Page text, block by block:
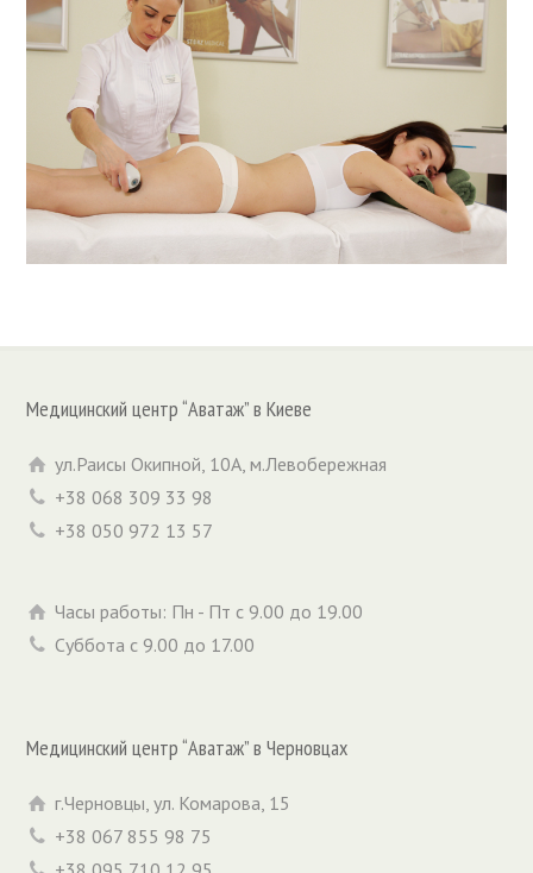
Медицинский центр “Аватаж” в Киеве
ул.Раисы Окипной, 10А, м.Левобережная
+38 068 309 33 98
+38 050 972 13 57
Часы работы: Пн - Пт с 9.00 до 19.00
Суббота с 9.00 до 17.00
Медицинский центр “Аватаж” в Черновцах
г.Черновцы, ул. Комарова, 15
+38 067 855 98 75